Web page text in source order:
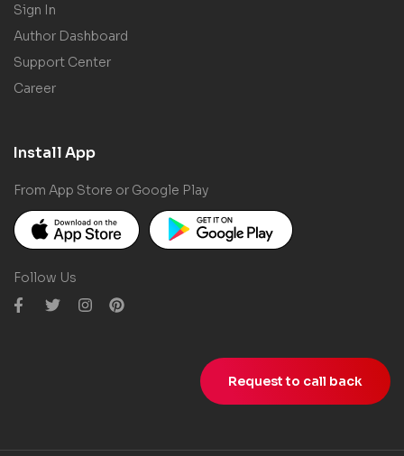
Sign In
Author Dashboard
Support Center
Career
Install App
From App Store or Google Play
Follow Us
Request to call back